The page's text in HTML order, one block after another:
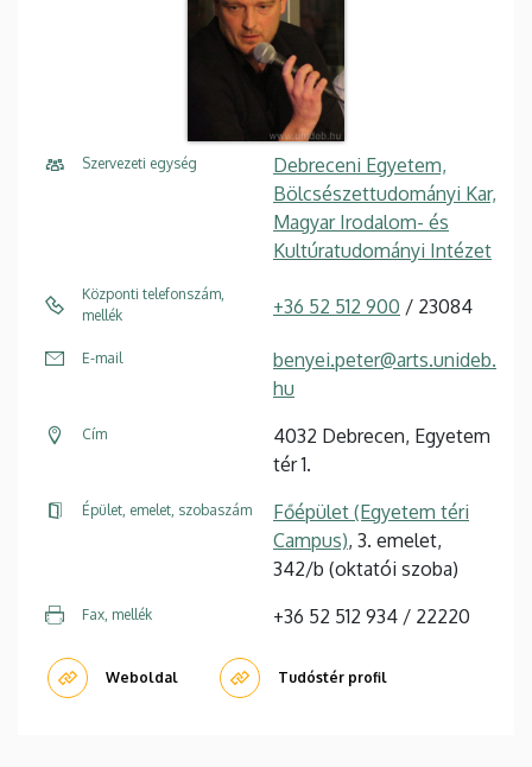
Szervezeti egység
Debreceni Egyetem,
Bölcsészettudományi Kar,
Magyar Irodalom- és
Kultúratudományi Intézet
Központi telefonszám,
mellék
+36 52 512 900 / 23084
E-mail
benyei.peter@arts.unideb.
hu
Cím
4032 Debrecen, Egyetem
tér 1.
Épület, emelet, szobaszám
Főépület (Egyetem téri
Campus), 3. emelet,
342/b (oktatói szoba)
Fax, mellék +36 52 512 934 / 22220
Weboldal Tudóstér profil